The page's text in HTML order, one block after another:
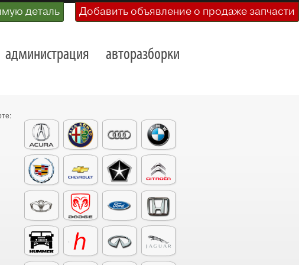
деталь Добавить объявление о продаже запчасти
администрация авторазборки